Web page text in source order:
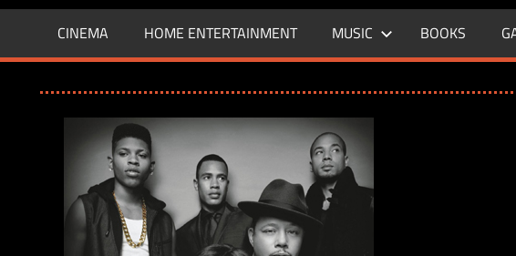
–
LIFE
CINEMA HOME ENTERTAINMENT MUSIC BOOKS